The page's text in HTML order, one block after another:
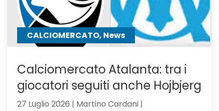
CALCIOMERCATO, News
Calciomercato Atalanta: tra i
giocatori seguiti anche Hojbjerg
27 Luglio 2026 | Martino Cardani |